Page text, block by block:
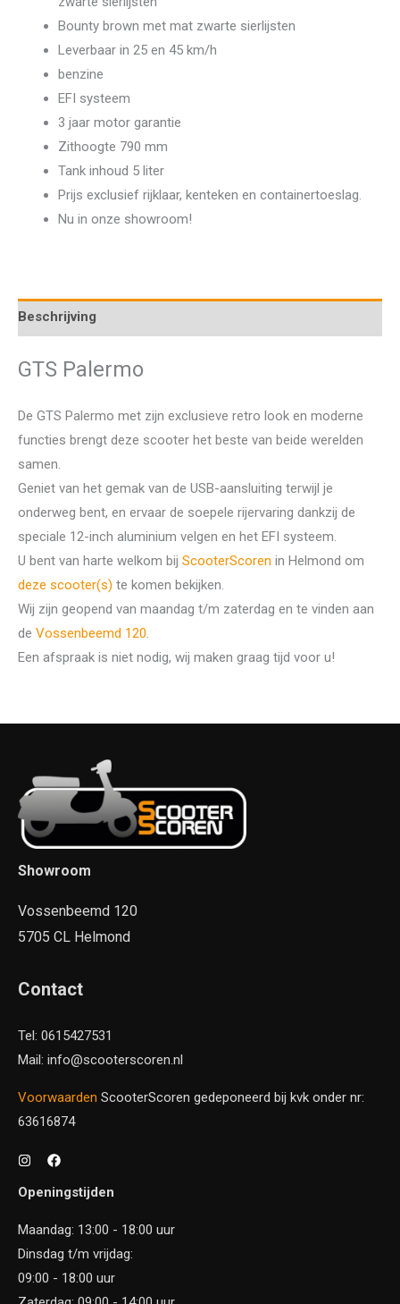
Bounty brown met mat zwarte sierlijsten
Leverbaar in 25 en 45 km/h
benzine
EFI systeem
3 jaar motor garantie
Zithoogte 790 mm
Tank inhoud 5 liter
Prijs exclusief rijklaar, kenteken en containertoeslag.
Nu in onze showroom!
Beschrijving
GTS Palermo
De GTS Palermo met zijn exclusieve retro look en moderne
functies brengt deze scooter het beste van beide werelden
samen.
Geniet van het gemak van de USB-aansluiting terwijl je
onderweg bent, en ervaar de soepele rijervaring dankzij de
speciale 12-inch aluminium velgen en het EFI systeem.
U bent van harte welkom bij ScooterScoren in Helmond om
deze scooter(s) te komen bekijken.
Wij zijn geopend van maandag t/m zaterdag en te vinden aan
de Vossenbeemd 120.
Een afspraak is niet nodig, wij maken graag tijd voor u!
Showroom
Vossenbeemd 120
5705 CL Helmond
Contact
Tel: 0615427531
Mail: info@scooterscoren.nl
Voorwaarden ScooterScoren gedeponeerd bij kvk onder nr:
63616874
Openingstijden
Maandag: 13:00 - 18:00 uur
Dinsdag t/m vrijdag:
09:00 - 18:00 uur